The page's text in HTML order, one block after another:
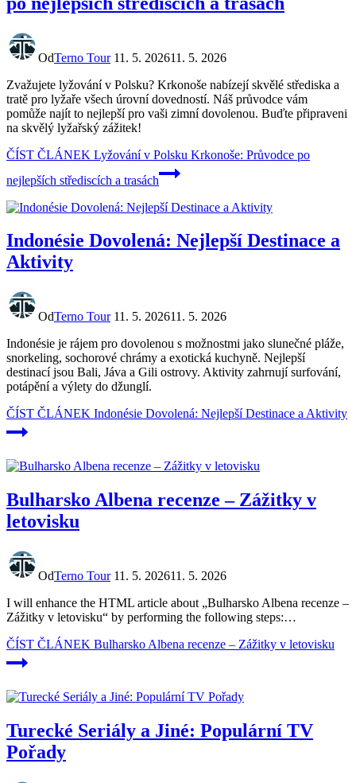
OdTerno Tour 11. 5. 202611. 5. 2026
Zvažujete lyžování v Polsku? Krkonoše nabízejí skvělé střediska a
tratě pro lyžaře všech úrovní dovedností. Náš průvodce vám
pomůže najít to nejlepší pro vaši zimní dovolenou. Buďte připraveni
na skvělý lyžařský zážitek!
ČÍST ČLÁNEK Lyžování v Polsku Krkonoše: Průvodce po
nejlepších střediscích a trasách
Indonésie Dovolená: Nejlepší Destinace a
Aktivity
OdTerno Tour 11. 5. 202611. 5. 2026
Indonésie je rájem pro dovolenou s možnostmi jako slunečné pláže,
snorkeling, sochorové chrámy a exotická kuchyně. Nejlepší
destinací jsou Bali, Jáva a Gili ostrovy. Aktivity zahrnují surfování,
potápění a výlety do džunglí.
ČÍST ČLÁNEK Indonésie Dovolená: Nejlepší Destinace a Aktivity
Bulharsko Albena recenze – Zážitky v
letovisku
OdTerno Tour 11. 5. 202611. 5. 2026
I will enhance the HTML article about „Bulharsko Albena recenze –
Zážitky v letovisku“ by performing the following steps:…
ČÍST ČLÁNEK Bulharsko Albena recenze – Zážitky v letovisku
Turecké Seriály a Jiné: Populární TV
Pořady